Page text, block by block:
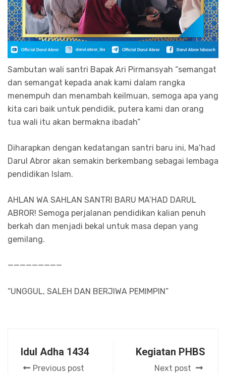
Sambutan wali santri Bapak Ari Pirmansyah “semangat
dan semangat kepada anak kami dalam rangka
menempuh dan menambah keilmuan, semoga apa yang
kita cari baik untuk pendidik, putera kami dan orang
tua wali itu akan bermakna ibadah”
Diharapkan dengan kedatangan santri baru ini, Ma’had
Darul Abror akan semakin berkembang sebagai lembaga
pendidikan Islam.
AHLAN WA SAHLAN SANTRI BARU MA’HAD DARUL
ABROR! Semoga perjalanan pendidikan kalian penuh
berkah dan menjadi bekal untuk masa depan yang
gemilang.
—————————
“UNGGUL, SALEH DAN BERJIWA PEMIMPIN”
Idul Adha 1434
Previous post
Kegiatan PHBS
Next post